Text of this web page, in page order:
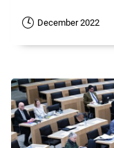
December 2022